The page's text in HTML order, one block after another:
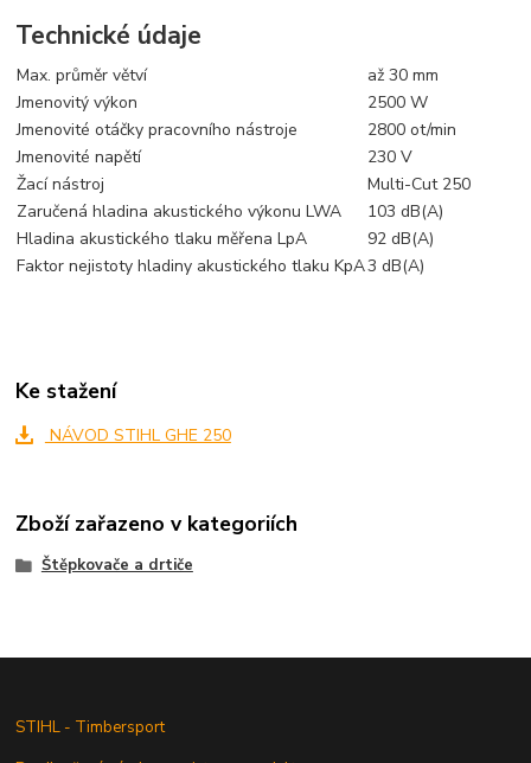
Technické údaje
Max. průměr větví
až 30 mm
Jmenovitý výkon
2500 W
Jmenovité otáčky pracovního nástroje
2800 ot/min
Jmenovité napětí
230 V
Žací nástroj
Multi-Cut 250
Zaručená hladina akustického výkonu LWA
103 dB(A)
Hladina akustického tlaku měřena LpA
92 dB(A)
Faktor nejistoty hladiny akustického tlaku KpA3 dB(A)
Ke stažení
NÁVOD STIHL GHE 250
Zboží zařazeno v kategoriích
Štěpkovače a drtiče
STIHL - Timbersport